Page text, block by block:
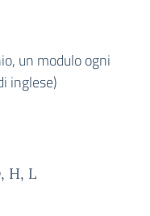
un modulo ogni
inglese)
H, L